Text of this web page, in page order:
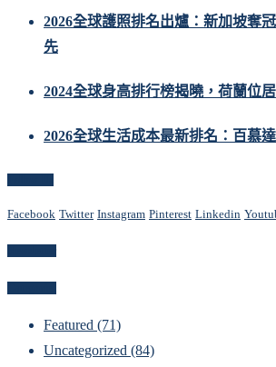
2026全球護照排名出爐：新加坡奪
先
2024全球身高排行榜揭曉，荷蘭位
2026全球生活成本最新排名：百慕
Facebook Twitter Instagram Pinterest Linkedin
Featured (71)
Uncategorized (84)